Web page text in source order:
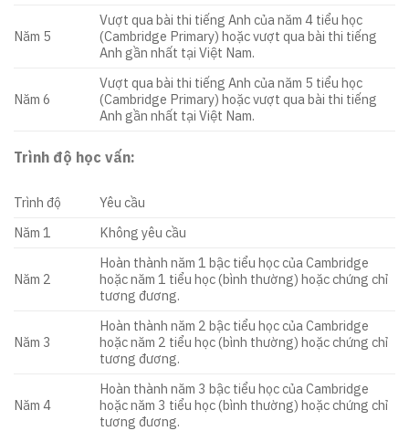
Năm 5
Vượt qua bài thi tiếng Anh của năm 4 tiểu học
(Cambridge Primary) hoặc vượt qua bài thi tiếng
Anh gần nhất tại Việt Nam.
Năm 6
Vượt qua bài thi tiếng Anh của năm 5 tiểu học
(Cambridge Primary) hoặc vượt qua bài thi tiếng
Anh gần nhất tại Việt Nam.
Trình độ học vấn:
Trình độ
Yêu cầu
Năm 1
Không yêu cầu
Năm 2
Hoàn thành năm 1 bậc tiểu học của Cambridge
hoặc năm 1 tiểu học (bình thường) hoặc chứng chỉ
tương đương.
Năm 3
Hoàn thành năm 2 bậc tiểu học của Cambridge
hoặc năm 2 tiểu học (bình thường) hoặc chứng chỉ
tương đương.
Năm 4
Hoàn thành năm 3 bậc tiểu học của Cambridge
hoặc năm 3 tiểu học (bình thường) hoặc chứng chỉ
tương đương.